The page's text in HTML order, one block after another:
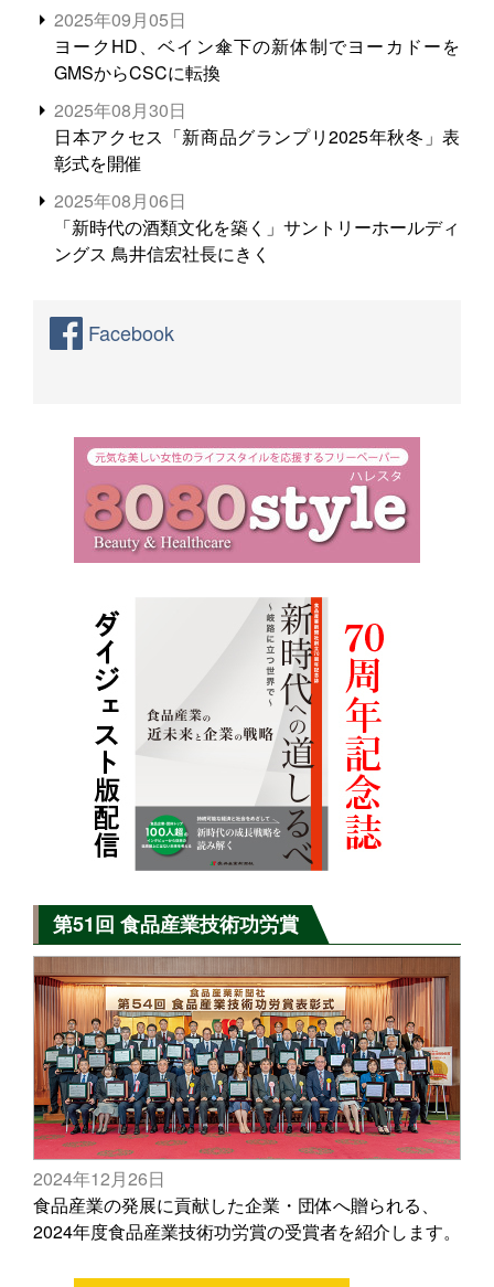
る。米増産に向けて、米輸出需要の拡大を」
2025年09月05日
ヨークHD、ベイン傘下の新体制でヨーカドーを
GMSからCSCに転換
2025年08月30日
日本アクセス「新商品グランプリ2025年秋冬」表
彰式を開催
2025年08月06日
「新時代の酒類文化を築く」サントリーホールディ
ングス 鳥井信宏社長にきく
Facebook
第51回 食品産業技術功労賞
2024年12月26日
食品産業の発展に貢献した企業・団体へ贈られる、
2024年度食品産業技術功労賞の受賞者を紹介します。